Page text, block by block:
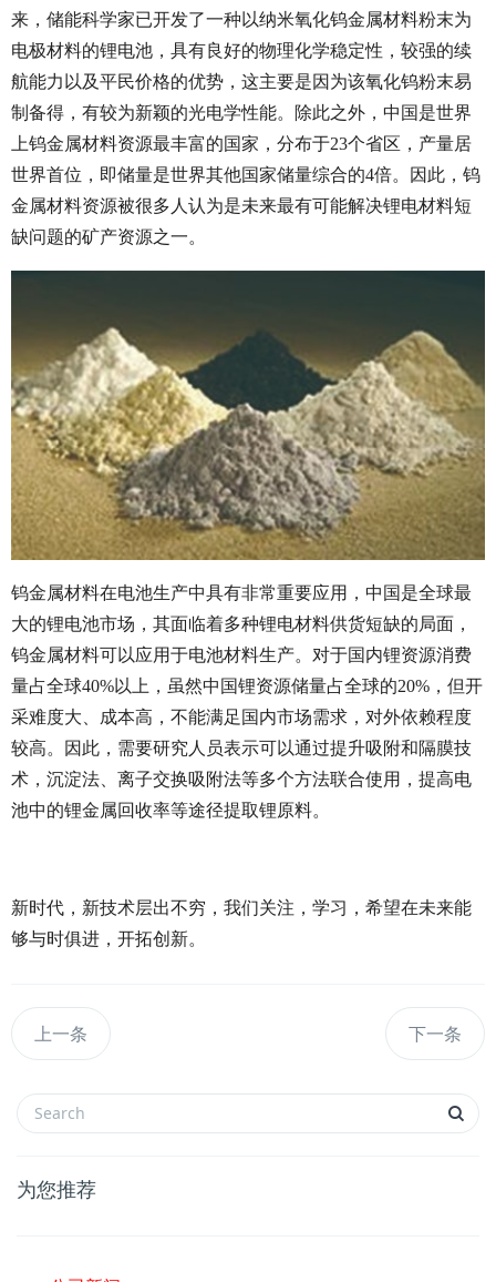
来，储能科学家已开发了一种以纳米氧化钨金属材料粉末为
电极材料的锂电池，具有良好的物理化学稳定性，较强的续
航能力以及平民价格的优势，这主要是因为该氧化钨粉末易
制备得，有较为新颖的光电学性能。除此之外，中国是世界
上钨金属材料资源最丰富的国家，分布于23个省区，产量居
世界首位，即储量是世界其他国家储量综合的4倍。因此，钨
金属材料资源被很多人认为是未来最有可能解决锂电材料短
缺问题的矿产资源之一。
钨金属材料在电池生产中具有非常重要应用，中国是全球最
大的锂电池市场，其面临着多种锂电材料供货短缺的局面，
钨金属材料可以应用于电池材料生产。对于国内锂资源消费
量占全球40%以上，虽然中国锂资源储量占全球的20%，但开
采难度大、成本高，不能满足国内市场需求，对外依赖程度
较高。因此，需要研究人员表示可以通过提升吸附和隔膜技
术，沉淀法、离子交换吸附法等多个方法联合使用，提高电
池中的锂金属回收率等途径提取锂原料。
新时代，新技术层出不穷，我们关注，学习，希望在未来能
够与时俱进，开拓创新。
上一条 下一条
为您推荐